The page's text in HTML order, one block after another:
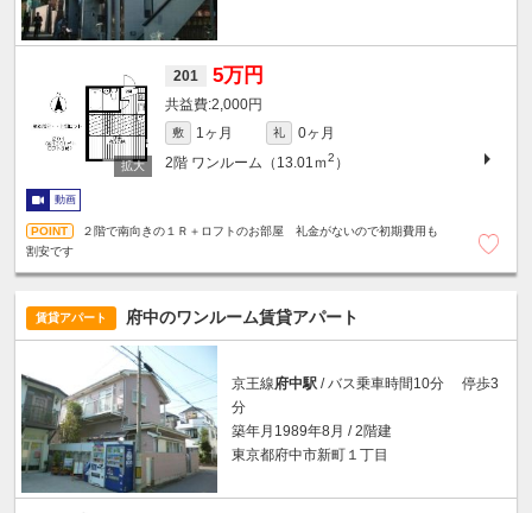
201 5万円
2,000円
敷 1ヶ月 礼
0ヶ月
2階 ワンルーム（13.01ｍ2 ）
動画
２階で南向きの１Ｒ＋ロフトのお部屋 礼金がないので初期費用も
割安です
賃貸アパート 府中のワンルーム賃貸アパート
京王線府中駅 / バス乗車時間10分 停歩3
分
築年月1989年8月 / 2階建
東京都府中市新町１丁目